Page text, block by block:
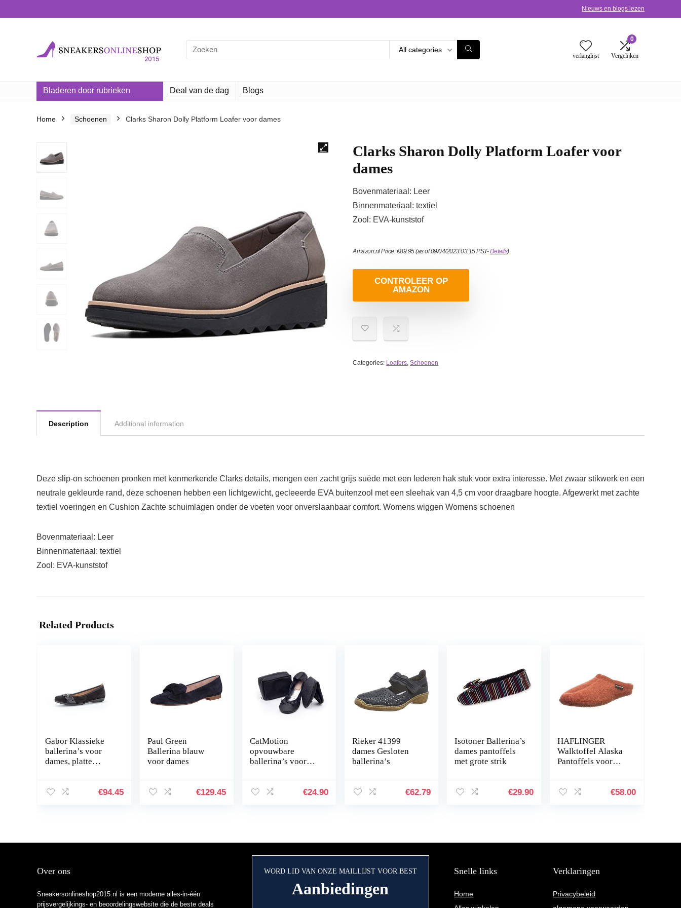
Nieuws en blogs lezen
Search
for:
All categories
verlanglijst
0
Vergelijken
Bladeren door rubrieken Deal van de dag Blogs
Home Schoenen Clarks Sharon Dolly Platform Loafer voor dames
Clarks Sharon Dolly Platform Loafer voor
dames
Bovenmateriaal: Leer
Binnenmateriaal: textiel
Zool: EVA-kunststof
Amazon.nl Price:€89.95(as of 09/04/2023 03:15 PST-Details)
CONTROLEER OP
AMAZON
Categories: Loafers, Schoenen
Description Additional information
Deze slip-on schoenen pronken met kenmerkende Clarks details, mengen een zacht grijs suède met een lederen hak stuk voor extra interesse. Met zwaar stikwerk en een
neutrale gekleurde rand, deze schoenen hebben een lichtgewicht, gecleeerde EVA buitenzool met een sleehak van 4,5 cm voor draagbare hoogte. Afgewerkt met zachte
textiel voeringen en Cushion Zachte schuimlagen onder de voeten voor onverslaanbaar comfort. Womens wiggen Womens schoenen
Bovenmateriaal: Leer
Binnenmateriaal: textiel
Zool: EVA-kunststof
Related Products
Gabor Klassieke
ballerina’s voor
dames, platte
€94.45
Paul Green
Ballerina blauw
voor dames
€129.45
CatMotion
opvouwbare
ballerina’s voor
€24.90
Rieker 41399
dames Gesloten
ballerina’s
€62.79
Isotoner Ballerina’s
dames pantoffels
met grote strik
€29.90
HAFLINGER
Walktoffel Alaska
Pantoffels voor
€58.00
Over ons
Sneakersonlineshop2015.nl is een moderne alles-in-één
prijsvergelijkings- en beoordelingswebsite die de beste deals
WORD LID VAN ONZE MAILLIJST VOOR BEST
Aanbiedingen
Snelle links
Home
Verklaringen
Privacybeleid